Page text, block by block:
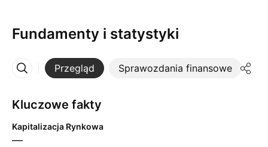
Fundamenty i statystyki
Przegląd Sprawozdania finansowe
Więcej
Kluczowe fakty
Kapitalizacja Rynkowa
—